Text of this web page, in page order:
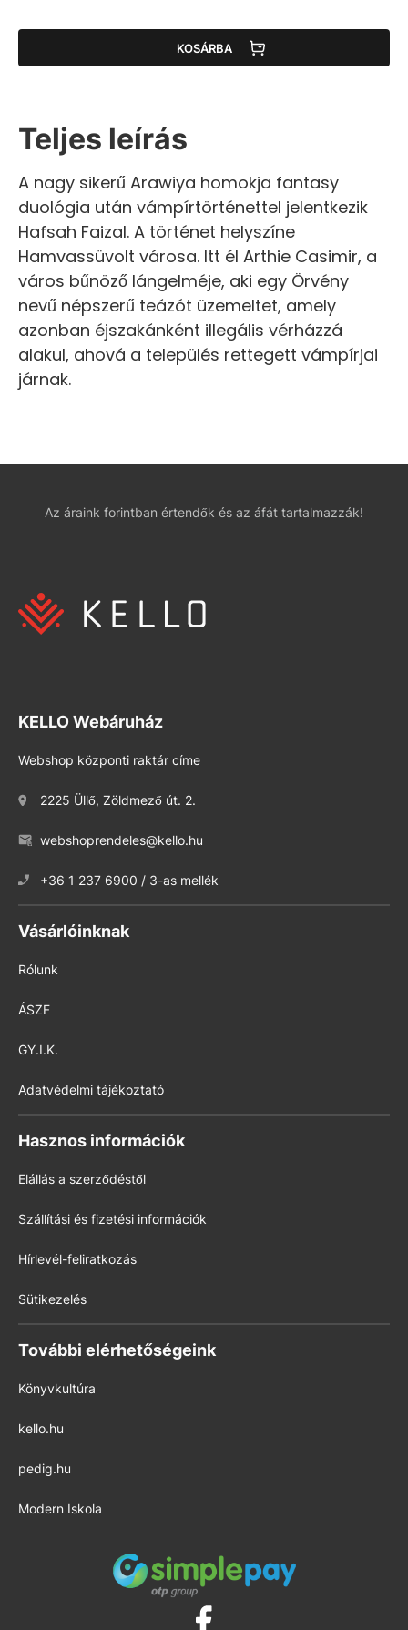
KOSÁRBA
Teljes leírás
A nagy sikerű Arawiya homokja fantasy
duológia után vámpírtörténettel jelentkezik
Hafsah Faizal. A történet helyszíne
Hamvassüvolt városa. Itt él Arthie Casimir, a
város bűnöző lángelméje, aki egy Örvény
nevű népszerű teázót üzemeltet, amely
azonban éjszakánként illegális vérházzá
alakul, ahová a település rettegett vámpírjai
járnak.
Az áraink forintban értendők és az áfát tartalmazzák!
KELLO Webáruház
Webshop központi raktár címe
2225 Üllő, Zöldmező út. 2.
webshoprendeles@kello.hu
+36 1 237 6900 / 3-as mellék
Vásárlóinknak
Rólunk
ÁSZF
GY.I.K.
Adatvédelmi tájékoztató
Hasznos információk
Elállás a szerződéstől
Szállítási és fizetési információk
Hírlevél-feliratkozás
Sütikezelés
További elérhetőségeink
Könyvkultúra
kello.hu
pedig.hu
Modern Iskola